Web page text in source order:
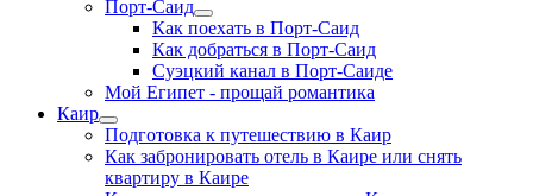
Порт-Саид
Как поехать в Порт-Саид
Как добраться в Порт-Саид
Суэцкий канал в Порт-Саиде
Мой Египет - прощай романтика
Каир
Подготовка к путешествию в Каир
Как забронировать отель в Каире или снять
квартиру в Каире